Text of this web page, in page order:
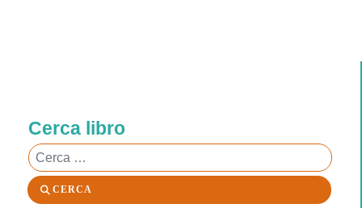
Cerca libro
Cerca
CERCA